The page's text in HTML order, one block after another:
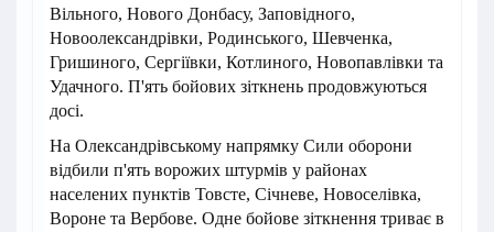
Вільного, Нового Донбасу, Заповідного,
Новоолександрівки, Родинського, Шевченка,
Гришиного, Сергіївки, Котлиного, Новопавлівки та
Удачного. П'ять бойових зіткнень продовжуються
досі.
На Олександрівському напрямку Сили оборони
відбили п'ять ворожих штурмів у районах
населених пунктів Товсте, Січневе, Новоселівка,
Вороне та Вербове. Одне бойове зіткнення триває в